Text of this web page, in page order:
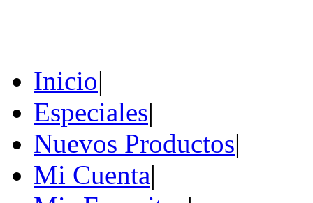
Inicio|
Especiales|
Nuevos Productos|
Mi Cuenta|